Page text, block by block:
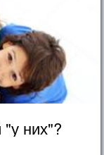
них"?